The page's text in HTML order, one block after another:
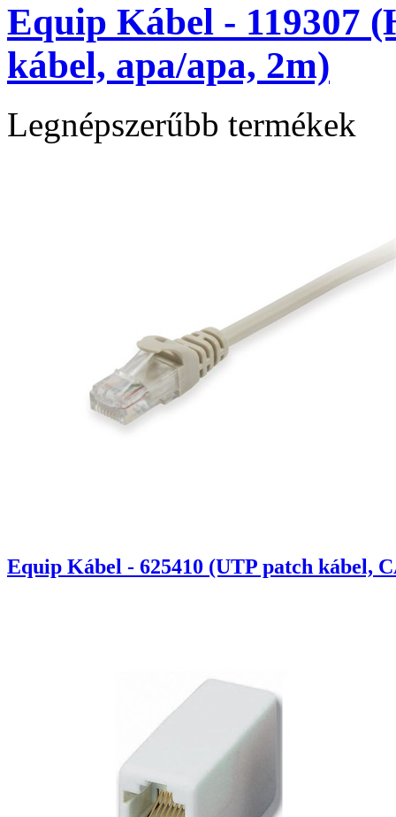
Equip Kábel - 119307
kábel, apa/apa, 2m)
Legnépszerűbb termékek
Equip Kábel - 625410 (UTP patch kábel,